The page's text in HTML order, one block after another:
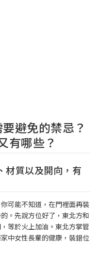
避免的禁忌？
有哪些？
材質以及開向，有
可能不知道，在門裡面再裝
。先說方位好了，東北方和
等於火上加油。東北方掌管
中女性長輩的健康，裝錯位